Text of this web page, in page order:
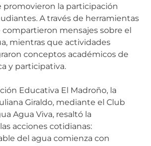
promovieron la participación
A través de herramientas
mensajes sobre el
mientras que actividades
conceptos académicos de
y participativa.
Educativa El Madroño, la
Giraldo, mediante el Club
Agua Viva, resaltó la
acciones cotidianas:
del agua comienza con